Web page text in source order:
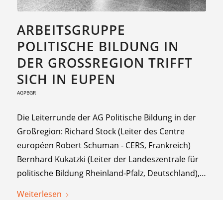
ARBEITSGRUPPE
POLITISCHE BILDUNG IN
DER GROSSREGION TRIFFT S
ICH IN EUPEN
AGPBGR
Die Leiterrunde der AG Politische Bildung in der
Großregion: Richard Stock (Leiter des Centre
européen Robert Schuman - CERS, Frankreich)
Bernhard Kukatzki (Leiter der Landeszentrale für
politische Bildung Rheinland-Pfalz, Deutschland),…
Weiterlesen